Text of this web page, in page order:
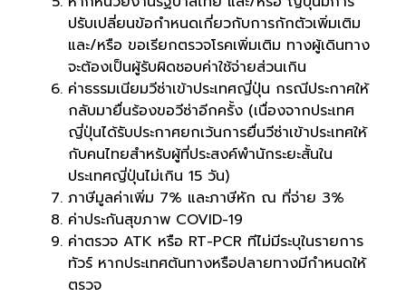
ปรับเปลี่ยนข้อกำหนดเกี่ยวกับการกักตัวเพิ่มเติม
และ/หรือ ขอเรียกตรวจโรคเพิ่มเติม ทางผู้เดินทาง
จะต้องเป็นผู้รับผิดชอบค่าใช้จ่ายส่วนเกิน
ค่าธรรมเนียมวีซ่าเข้าประเทศญี่ปุ่น กรณีประกาศให้
กลับมายื่นร้องขอวีซ่าอีกครั้ง (เนื่องจากประเทศ
ญี่ปุ่นได้รับประกาศยกเว้นการยื่นวีซ่าเข้าประเทศให้
กับคนไทยสำหรับผู้ที่ประสงค์พำนักระยะสั้นใน
ประเทศญี่ปุ่นไม่เกิน 15 วัน)
ภาษีมูลค่าเพิ่ม 7% และภาษีหัก ณ ที่จ่าย 3%
ค่าประกันสุขภาพ COVID-19
ค่าตรวจ ATK หรือ RT-PCR ทีไม่มีระบุในรายการ
ทัวร์ หากประเทศต้นทางหรือปลายทางมีกำหนดให้
ตรวจ